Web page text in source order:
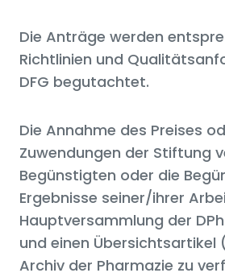
Die Anträge werden
Richtlinien und
DFG begutachtet.
Die Annahme des Preises
Zuwendungen der Stiftung
Begünstigten oder die
Ergebnisse seiner/ihrer
Hauptversammlung der
und einen Übersichtsartikel
Archiv der Pharmazie zu